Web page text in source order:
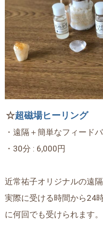
☆超磁場ヒーリング
・遠隔＋簡単なフィード
・30分 : 6,000円
近常祐子オリジナルの遠
実際に受ける時間から24
に何回でも受けられます。